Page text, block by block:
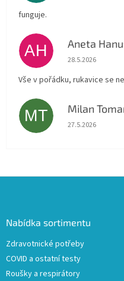
funguje.
AH Aneta
Hodnocení
28.5.2026
Vše v pořádku, rukavice se
MT Milan
Hodnocení
27.5.2026
Nabídka sortimentu
Zdravotnické potřeby
COVID a ostatní testy
Roušky a respirátory